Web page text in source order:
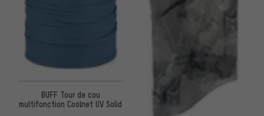
BUFF Tour de cou
multifonction Coolnet UV Solid